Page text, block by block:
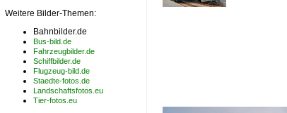
Weitere Bilder-Themen:
Bahnbilder.de
Bus-bild.de
Fahrzeugbilder.de
Schiffbilder.de
Flugzeug-bild.de
Staedte-fotos.de
Landschaftsfotos.eu
Tier-fotos.eu